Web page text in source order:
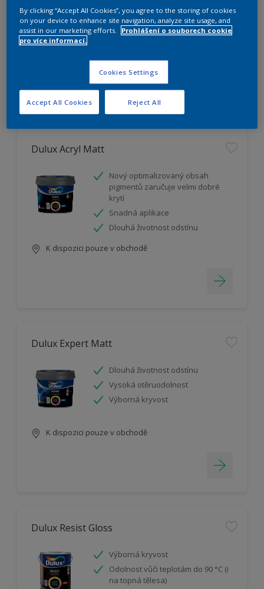
Vysoká otěruodolnost
Extrémní vydatnost
Dulux Acryl Matt
Nový optimalizovaný obsah
pigmentů zaručuje velmi dobré
krytí
Snadná aplikace
Dlouhá životnost odstínu
K dispozici pouze v obchodě
Dulux Expert Matt
Dlouhá životnost odstínu
Vysoká otěruodolnost
Výborná kryvost
K dispozici pouze v obchodě
Dulux Resist Gloss
Výborná kryvost
Odolnost vůči teplotám do 90 °C (i
na topná tělesa)
By clicking “Accept All Cookies”, you agree to the storing of cookies
on your device to enhance site navigation, analyze site usage, and
assist in our marketing efforts.
Prohlášení o souborech cookie
pro více informací.
Cookies Settings
Reject All
Accept All Cookies